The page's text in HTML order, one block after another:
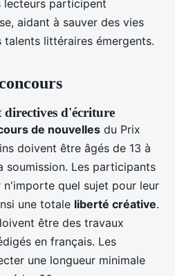
lecteurs participent
aidant à sauver des vies
littéraires émergents.
d'écriture
de nouvelles du Prix
doivent être âgés de 13 à
soumission. Les participants
quel sujet pour leur
une totale liberté créative.
être des travaux
en français. Les
une longueur minimale